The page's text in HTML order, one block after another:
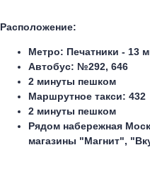
Расположение:
Метро: Печатники - 13
Автобус: №292, 646
2 минуты пешком
Маршрутное такси: 432
2 минуты пешком
Рядом набережная
магазины "Магнит",